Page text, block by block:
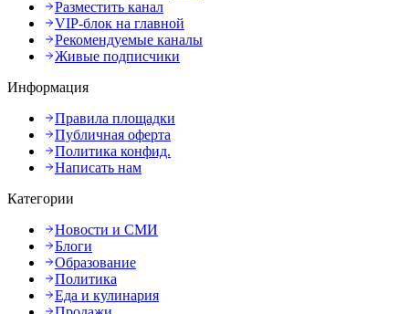
Разместить канал
VIP-блок на главной
Рекомендуемые каналы
Живые подписчики
Информация
Правила площадки
Публичная оферта
Политика конфид.
Написать нам
Категории
Новости и СМИ
Блоги
Образование
Политика
Еда и кулинария